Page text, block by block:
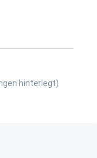
hinterlegt)